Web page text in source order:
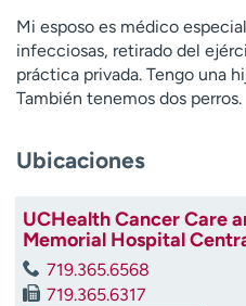
rMi esposo es médico
infecciosas, retirado del
práctica privada. Tengo una
También tenemos dos perros.
Ubicaciones
UCHealth Cancer Care
Memorial Hospital
719.365.6568
719.365.6317